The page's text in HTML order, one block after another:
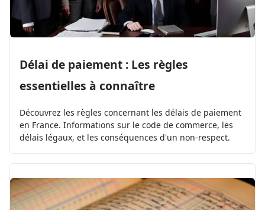
Délai de paiement : Les règles
essentielles à connaître
Découvrez les règles concernant les délais de paiement
en France. Informations sur le code de commerce, les
délais légaux, et les conséquences d'un non-respect.